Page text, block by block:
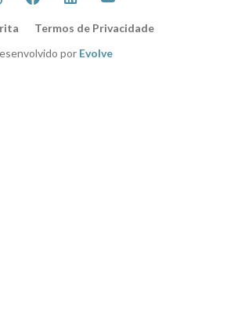
Termos de Privacidade
por Evolve